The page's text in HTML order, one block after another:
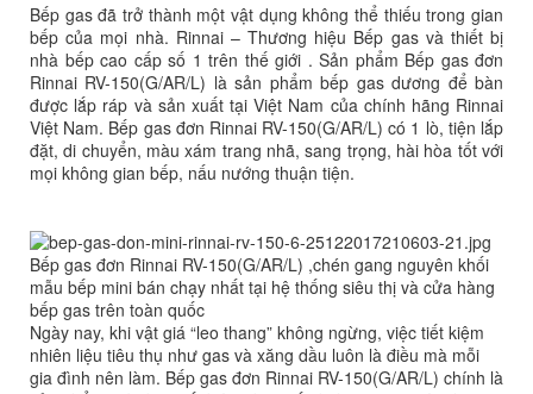
Bếp gas đã trở thành một vật dụng không thể thiếu trong gian
bếp của mọi nhà. Rinnai – Thương hiệu Bếp gas và thiết bị
nhà bếp cao cấp số 1 trên thế giới . Sản phẩm Bếp gas đơn
Rinnai RV-150(G/AR/L) là sản phẩm bếp gas dương để bàn
được lắp ráp và sản xuất tại Việt Nam của chính hãng Rinnai
Việt Nam. Bếp gas đơn Rinnai RV-150(G/AR/L) có 1 lò, tiện lắp
đặt, di chuyển, màu xám trang nhã, sang trọng, hài hòa tốt với
mọi không gian bếp, nấu nướng thuận tiện.
Bếp gas đơn Rinnai RV-150(G/AR/L) ,chén gang nguyên khối
mẫu bếp mini bán chạy nhất tại hệ thống siêu thị và cửa hàng
bếp gas trên toàn quốc
Ngày nay, khi vật giá “leo thang” không ngừng, việc tiết kiệm
nhiên liệu tiêu thụ như gas và xăng dầu luôn là điều mà mỗi
gia đình nên làm. Bếp gas đơn Rinnai RV-150(G/AR/L) chính là